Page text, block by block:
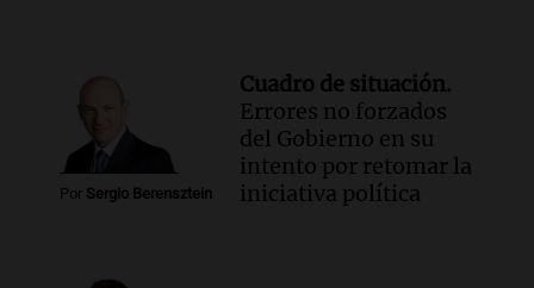
Por Sergio Berensztein
Cuadro de situación.
Errores no forzados
del Gobierno en su
intento por retomar la
iniciativa política